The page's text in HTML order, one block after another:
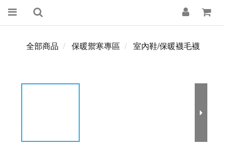
全部商品 保暖禦寒專區 室內鞋/保暖襪毛襪